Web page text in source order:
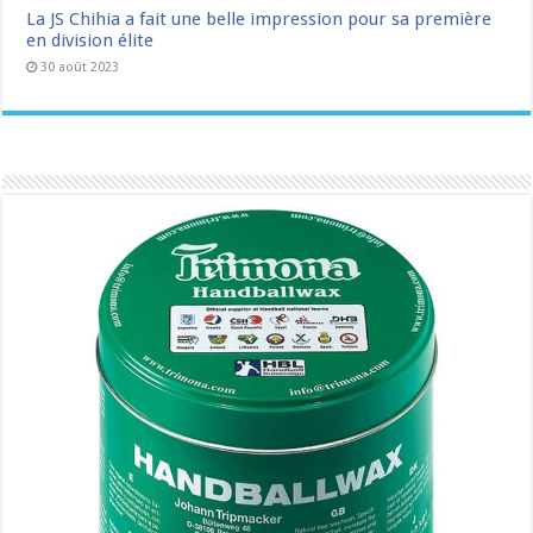
La JS Chihia a fait une belle impression pour sa première
en division élite
30 août 2023